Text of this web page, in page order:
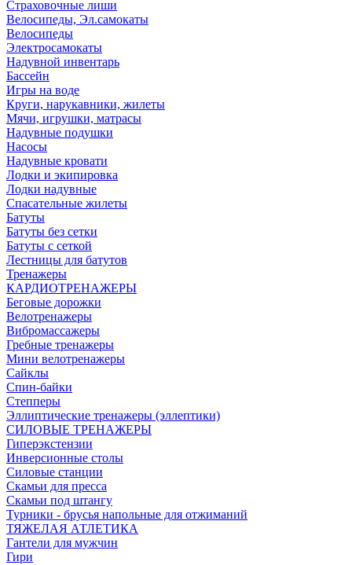
Страховочные лиши
Велосипеды, Эл.самокаты
Велосипеды
Электросамокаты
Надувной инвентарь
Бассейн
Игры на воде
Круги, нарукавники, жилеты
Мячи, игрушки, матрасы
Надувные подушки
Насосы
Надувные кровати
Лодки и экипировка
Лодки надувные
Спасательные жилеты
Батуты
Батуты без сетки
Батуты с сеткой
Лестницы для батутов
Тренажеры
КАРДИОТРЕНАЖЕРЫ
Беговые дорожки
Велотренажеры
Вибромассажеры
Гребные тренажеры
Мини велотренажеры
Сайклы
Спин-байки
Степперы
Эллиптические тренажеры (эллептики)
СИЛОВЫЕ ТРЕНАЖЕРЫ
Гиперэкстензии
Инверсионные столы
Силовые станции
Скамьи для пресса
Скамьи под штангу
Турники - брусья напольные для отжиманий
ТЯЖЕЛАЯ АТЛЕТИКА
Гантели для мужчин
Гири